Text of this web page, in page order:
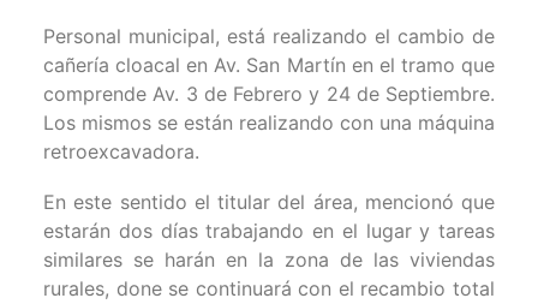
Personal municipal, está realizando el cambio de
cañería cloacal en Av. San Martín en el tramo que
comprende Av. 3 de Febrero y 24 de Septiembre.
Los mismos se están realizando con una máquina
retroexcavadora.
En este sentido el titular del área, mencionó que
estarán dos días trabajando en el lugar y tareas
similares se harán en la zona de las viviendas
rurales, done se continuará con el recambio total